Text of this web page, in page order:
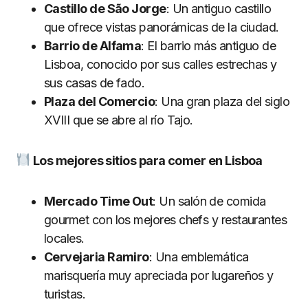
Castillo de São Jorge: Un antiguo castillo
que ofrece vistas panorámicas de la ciudad.
Barrio de Alfama: El barrio más antiguo de
Lisboa, conocido por sus calles estrechas y
sus casas de fado.
Plaza del Comercio: Una gran plaza del siglo
XVIII que se abre al río Tajo.
Los mejores sitios para comer en Lisboa
Mercado Time Out: Un salón de comida
gourmet con los mejores chefs y restaurantes
locales.
Cervejaria Ramiro: Una emblemática
marisquería muy apreciada por lugareños y
turistas.